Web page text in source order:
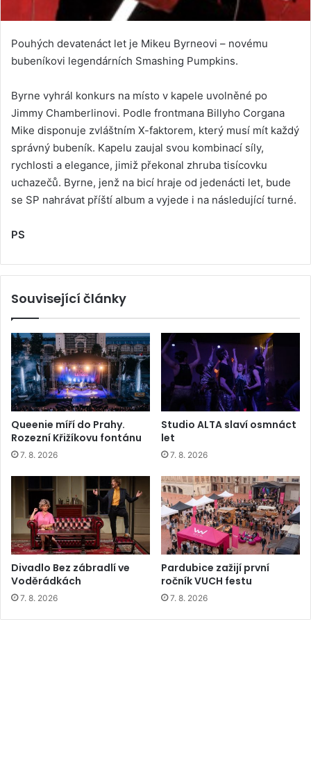
Pouhých devatenáct let je Mikeu Byrneovi – novému
bubeníkovi legendárních Smashing Pumpkins.
Byrne vyhrál konkurs na místo v kapele uvolněné po
Jimmy Chamberlinovi. Podle frontmana Billyho Corgana
Mike disponuje zvláštním X-faktorem, který musí mít každý
správný bubeník. Kapelu zaujal svou kombinací síly,
rychlosti a elegance, jimiž překonal zhruba tisícovku
uchazečů. Byrne, jenž na bicí hraje od jedenácti let, bude
se SP nahrávat příští album a vyjede i na následující turné.
PS
Související články
Queenie míří do Prahy.
Rozezní Křižíkovu fontánu
7. 8. 2026
Studio ALTA slaví osmnáct
let
7. 8. 2026
Divadlo Bez zábradlí ve
Voděrádkách
7. 8. 2026
Pardubice zažijí první
ročník VUCH festu
7. 8. 2026